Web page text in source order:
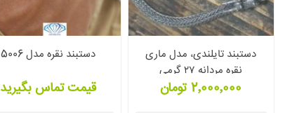
دستبند تایلندی، مدل ماری
نقره مردانه ۲۷ گرمی
2٬000٬000 تومان
دستبند نقره مدل 5006
قیمت تماس بگیرید